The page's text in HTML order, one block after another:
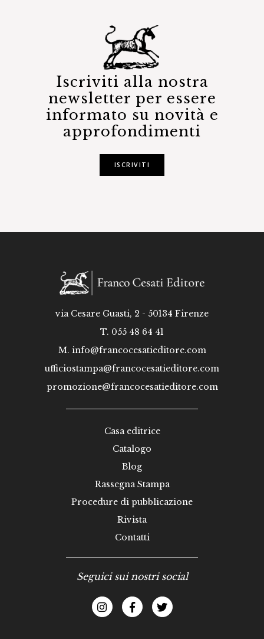
Iscriviti alla nostra
newsletter per essere
informato su novità e
approfondimenti
ISCRIVITI
via Cesare Guasti, 2 - 50134 Firenze
T. 055 48 64 41
M. info@francocesatieditore.com
ufficiostampa@francocesatieditore.com
promozione@francocesatieditore.com
Casa editrice
Catalogo
Blog
Rassegna Stampa
Procedure di pubblicazione
Rivista
Contatti
Seguici sui nostri social